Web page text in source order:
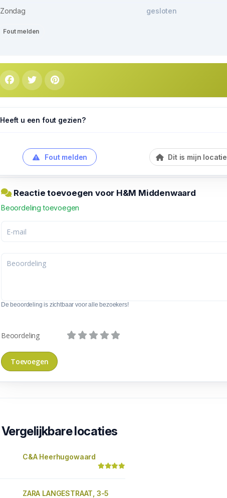
Zondag
gesloten
Fout melden
Heeft u een fout gezien?
Fout melden Dit is mijn locatie
Reactie toevoegen voor H&M Middenwaard
Beoordeling toevoegen
De beoordeling is zichtbaar voor alle bezoekers!
Beoordeling
Vergelijkbare locaties
C&A Heerhugowaard
ZARA LANGESTRAAT, 3-5